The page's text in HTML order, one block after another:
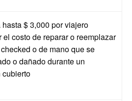
$ 3,000 por viajero
el costo de reparar o reemplazar
o de mano que se
o dañado durante un